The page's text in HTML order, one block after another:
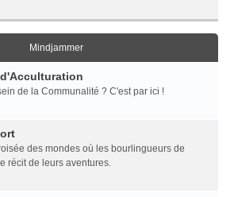
Mindjammer
de la Communalité ? C'est par ici !
des mondes où les bourlingueurs de
récit de leurs aventures.